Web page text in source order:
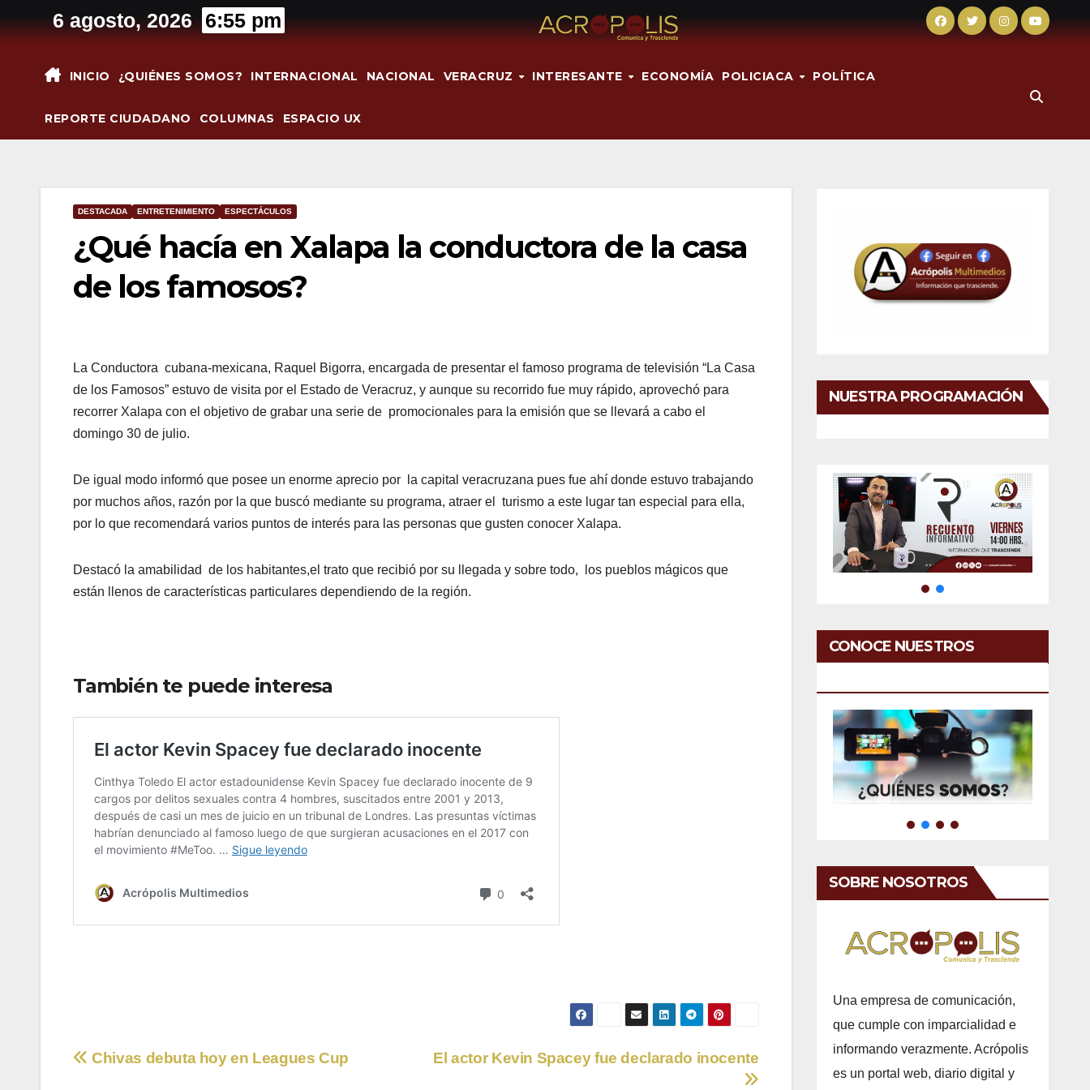
al
6 agosto, 2026 6:55 pm
INICIO ¿QUIÉNES SOMOS? INTERNACIONAL NACIONAL VERACRUZ INTERESANTE ECONOMÍA POLICIACA POLÍTICA
REPORTE CIUDADANO COLUMNAS ESPACIO UX
DESTACADA ENTRETENIMIENTO ESPECTÁCULOS
¿Qué hacía en Xalapa la conductora de la casa
de los famosos?
La Conductora cubana-mexicana, Raquel Bigorra, encargada de presentar el famoso programa de televisión “La Casa
de los Famosos” estuvo de visita por el Estado de Veracruz, y aunque su recorrido fue muy rápido, aprovechó para
recorrer Xalapa con el objetivo de grabar una serie de promocionales para la emisión que se llevará a cabo el
domingo 30 de julio.
De igual modo informó que posee un enorme aprecio por
la capital veracruzana pues fue ahí donde estuvo trabajando
por muchos años, razón por la que buscó mediante su programa, atraer el
turismo a este lugar tan especial para ella,
por lo que recomendará varios puntos de interés para las personas que gusten conocer Xalapa.
Destacó la amabilidad de los habitantes,el trato que recibió por su llegada y sobre todo,
los pueblos mágicos que
están llenos de características particulares dependiendo de la región.
También te puede interesa
Navegación
El actor Kevin Spacey fue declarado inocente
Chivas debuta hoy en Leagues Cup
NUESTRA PROGRAMACIÓN
CONOCE NUESTROS
SOBRE NOSOTROS
Una empresa de comunicación,
que cumple con imparcialidad e
informando verazmente. Acrópolis
es un portal web, diario digital y